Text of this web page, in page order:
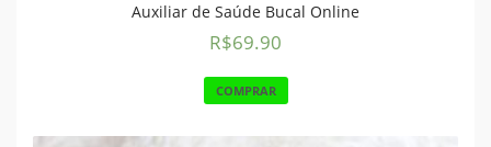
Auxiliar de Saúde Bucal Online
R$69.90
COMPRAR